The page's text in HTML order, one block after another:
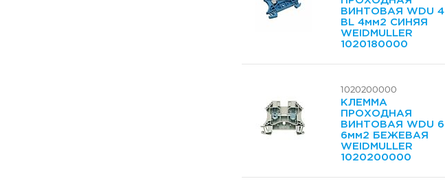
ВИНТОВАЯ WDU 4
BL 4мм2 СИНЯЯ
WEIDMULLER
1020180000
1020200000
КЛЕММА
ПРОХОДНАЯ
ВИНТОВАЯ WDU 6
6мм2 БЕЖЕВАЯ
WEIDMULLER
1020200000